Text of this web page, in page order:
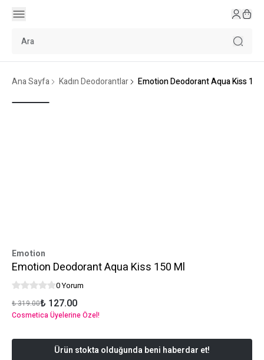
Ana Sayfa Kadın Deodorantlar Emotion Deodorant Aqua Kiss
Emotion
Emotion Deodorant Aqua Kiss 150 Ml
0 Yorum
₺ 319.00₺ 127.00
Cosmetica Üyelerine Özel!
Ürün stokta olduğunda beni haberdar et!